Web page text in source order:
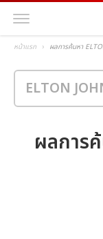
หน้าแรก ผลการค้นหา
ผลการ